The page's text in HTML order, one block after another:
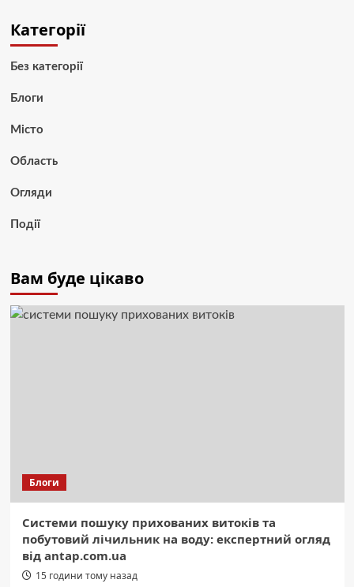
Категорії
Без категорії
Блоги
Місто
Область
Огляди
Події
Вам буде цікаво
Блоги
Системи пошуку прихованих витоків та
побутовий лічильник на воду: експертний огляд
від antap.com.ua
15 години тому назад